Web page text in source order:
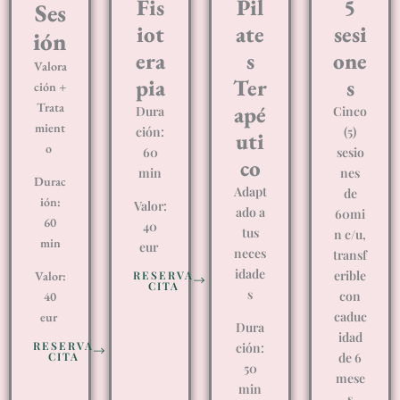
Ses
ión​
Valora
ción +
Trata
mient
o
Durac
ión:
60
min
Valor:
40
eur
RESERVA
CITA
Fis
iot
era
pia
Dura
ción:
60
min
Valor:
40
eur
RESERVA
CITA
Pil
ate
s
Ter
apé
uti
co
Adapt
ado a
tus
neces
idade
s
Dura
ción:
50
min
5
sesi
one
s
Cinco
(5)
sesio
nes
de
60mi
n c/u,
transf
erible
con
caduc
idad
de 6
mese